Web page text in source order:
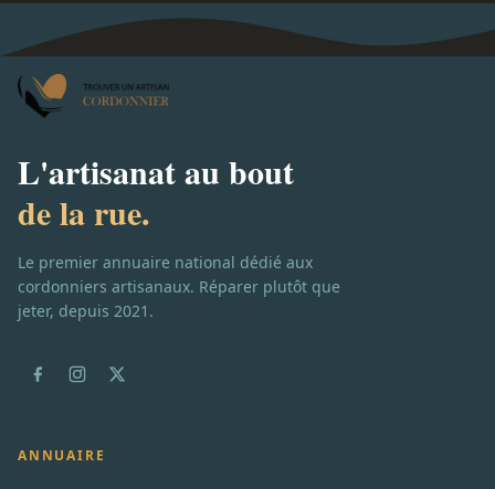
L'artisanat au bout
de la rue.
Le premier annuaire national dédié aux
cordonniers artisanaux. Réparer plutôt que
jeter, depuis 2021.
ANNUAIRE